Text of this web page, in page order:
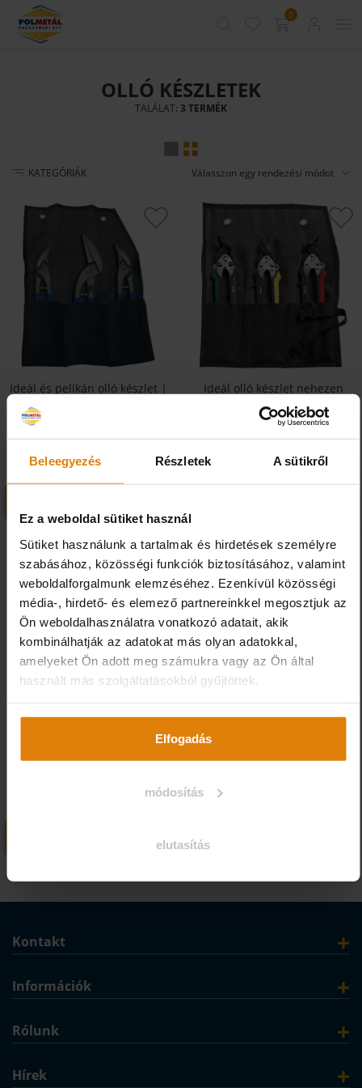
Beleegyezés Részletek A sütikről
Ez a weboldal sütiket használ
Sütiket használunk a tartalmak és hirdetések személyre
szabásához, közösségi funkciók biztosításához, valamint
weboldalforgalmunk elemzéséhez. Ezenkívül közösségi
média-, hirdető- és elemező partnereinkkel megosztjuk az
Ön weboldalhasználatra vonatkozó adatait, akik
kombinálhatják az adatokat más olyan adatokkal,
amelyeket Ön adott meg számukra vagy az Ön által
használt más szolgáltatásokból gyűjtöttek.
Elfogadás
módosítás
elutasítás
0
OLLÓ KÉSZLETEK
TALÁLAT: 3 TERMÉK
KATEGÓRIÁK Válasszon egy rendezési módot
Ideál és pelikán olló készlet |
Összehajtható tasakban
77 963 Ft
Ideál olló készlet nehezen
ERGO Markolat |
Összehajtható tasakban
39 479 Ft
Ideál olló készlet alakzatok
Összehajtható tasakban
Kontakt
Információk
Rólunk
Hírek